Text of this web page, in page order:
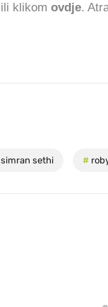
ili klikom ovdje.
simran sethi #